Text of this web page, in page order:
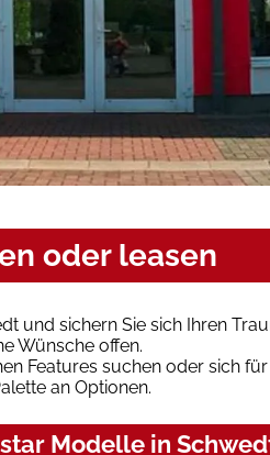
oder leasen
und sichern Sie sich Ihren
Wünsche offen.
Features suchen oder sich
an Optionen.
Modelle in